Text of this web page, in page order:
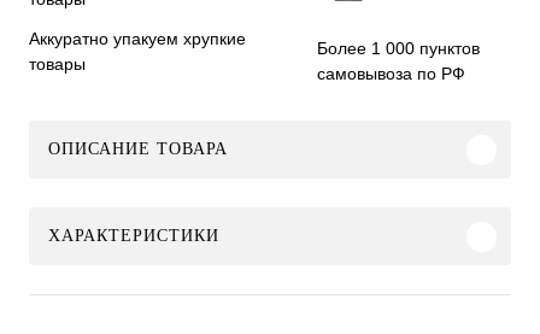
Аккуратно упакуем хрупкие
товары
Более 1 000 пунктов
самовывоза по РФ
ОПИСАНИЕ ТОВАРА
ХАРАКТЕРИСТИКИ